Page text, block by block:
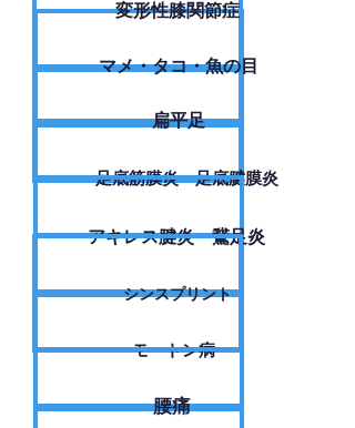
変形性膝関節症
​マメ・タコ・魚の目
扁平足
足底筋膜炎・足底腱膜炎
アキレス腱炎・鵞足炎
シンスプリント
モートン病
腰痛